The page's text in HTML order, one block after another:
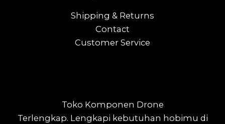
Toko Komponen Drone
Terlengkap. Lengkapi kebutuhan hobimu di
Shipping & Returns
Contact
Customer Service